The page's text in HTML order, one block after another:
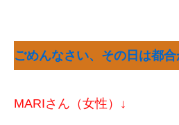
ごめんなさい、その日は都
MARIさん（女性）↓